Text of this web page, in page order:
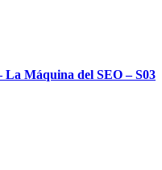
La Máquina del SEO – S03